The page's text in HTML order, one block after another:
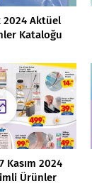
2024 Aktüel
Kataloğu
Kasım 2024
Ürünler